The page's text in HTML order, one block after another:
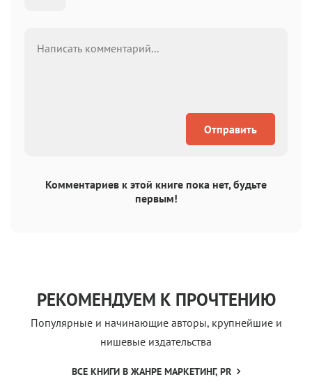
Отправить
Комментариев к этой книге пока нет, будьте
первым!
РЕКОМЕНДУЕМ К ПРОЧТЕНИЮ
Популярные и начинающие авторы, крупнейшие и
нишевые издательства
ВСЕ КНИГИ В ЖАНРЕ МАРКЕТИНГ, PR